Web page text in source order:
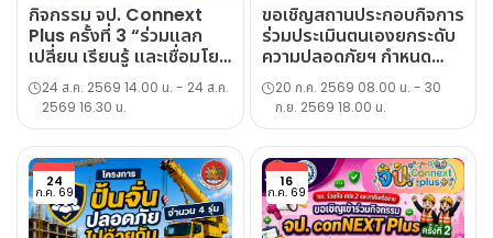
กิจกรรม จป. Connext
Plus ครั้งที่ 3 “ร่วมแลก
เปลี่ยน เรียนรู้ และเชื่อมโยง
เครือข่าย จป. มืออาชีพ”
24 ส.ค. 2569 14.00 น. - 24 ส.ค.
2569 16.30 น.
ขอเชิญสถานประกอบกิจการ
ร่วมประเมินตนเองยกระดับ
ความปลอดภัยฯ กำหนด
มาตรการป้องกันอัคคีภัย
20 ก.ค. 2569 08.00 น. - 30
ก.ย. 2569 18.00 น.
24
ก.ค. 69
16
ก.ค. 69